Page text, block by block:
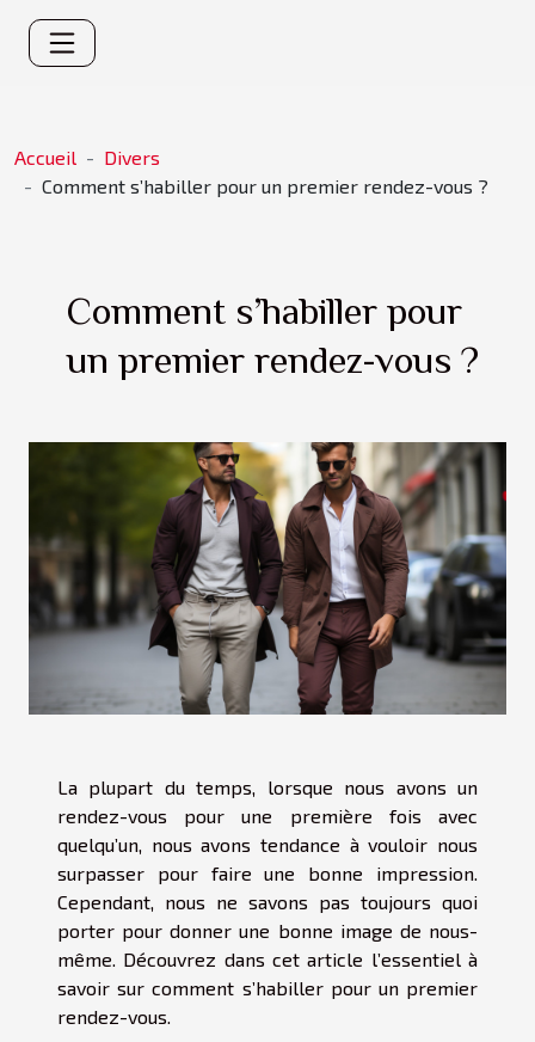
Accueil
Divers
Comment s’habiller pour un premier rendez-vous ?
Comment s’habiller pour
un premier rendez-vous ?
La plupart du temps, lorsque nous avons un
rendez-vous pour une première fois avec
quelqu’un, nous avons tendance à vouloir nous
surpasser pour faire une bonne impression.
Cependant, nous ne savons pas toujours quoi
porter pour donner une bonne image de nous-
même. Découvrez dans cet article l’essentiel à
savoir sur comment s’habiller pour un premier
rendez-vous.